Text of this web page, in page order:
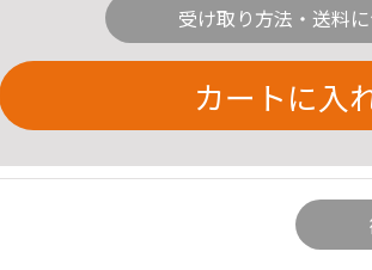
受け取り方法・送料
カートに入